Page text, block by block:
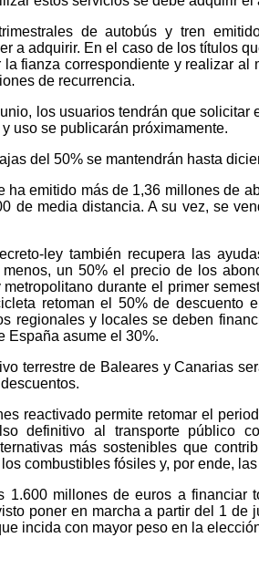
de autobús y tren
a adquirir. En el caso de los títulos
la fianza correspondiente y realizar al
de recurrencia.
los usuarios tendrán que solicitar
uso se publicarán próximamente.
del 50% se mantendrán hasta
ha emitido más de 1,36 millones de
de media distancia. A su vez, se
ley también recupera las
un 50% el precio de los
durante el primer
retoman el 50% de descuento
regionales y locales se deben
España asume el 30%.
terrestre de Baleares y Canarias
reactivado permite retomar el
definitivo al transporte público
más sostenibles que
combustibles fósiles y, por ende,
1.600 millones de euros a financiar
poner en marcha a partir del 1 de
incida con mayor peso en la